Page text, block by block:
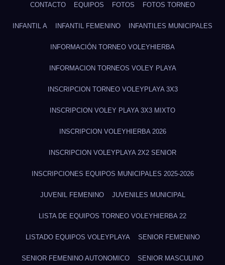
CONTACTO EQUIPOS FOTOS FOTOS TORNEO
INFANTIL A INFANTIL FEMENINO INFANTILES MUNICIPALES
INFORMACIÓN TORNEO VOLEYHIERBA
INFORMACION TORNEOS VOLEY PLAYA
INSCRIPCION TORNEO VOLEYPLAYA 3X3
INSCRIPCION VOLEY PLAYA 3X3 MIXTO
INSCRIPCION VOLEYHIERBA 2026
INSCRIPCION VOLEYPLAYA 2X2 SENIOR
INSCRIPCIONES EQUIPOS MUNICIPALES 2025-2026
JUVENIL FEMENINO JUVENILES MUNICIPAL
LISTA DE EQUIPOS TORNEO VOLEYHIERBA 22
LISTADO EQUIPOS VOLEYPLAYA SENIOR FEMENINO
SENIOR FEMENINO AUTONOMICO SENIOR MASCULINO